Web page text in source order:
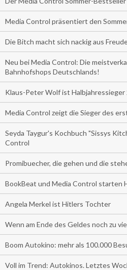
Media Control präsentiert den
Die Bitch macht sich nackig aus
Neu bei Media Control: Die
Bahnhofshops Deutschlands!
Klaus-Peter Wolf ist Halbjahressieger
Media Control zeigt die Sieger des
Seyda Taygur's Kochbuch "Sissys
Control
Promibuecher, die gehen und die
BookBeat und Media Control starten
Angela Merkel ist Hitlers Tochter
Wenn am Ende des Geldes noch zu
Boom Autokino: mehr als 100.000
Voll im Trend: Autokinos. Letztes